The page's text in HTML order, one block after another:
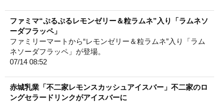
ファミマ“ぷるぷるレモンゼリー＆粒ラムネ”入り「ラムネソ
ーダフラッペ」
ファミリーマートから“レモンゼリー＆粒ラムネ”入り「ラム
ネソーダフラッペ」が登場。
07/14 08:52
赤城乳業「不二家レモンスカッシュアイスバー」不二家のロ
ングセラードリンクがアイスバーに